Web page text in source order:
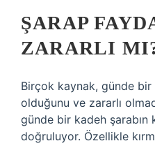
ŞARAP
ZARARLI
Birçok kaynak, günde bir
olduğunu ve zararlı
günde bir kadeh şarabın
doğruluyor. Özellikle